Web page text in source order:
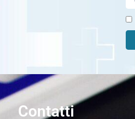
Contatti